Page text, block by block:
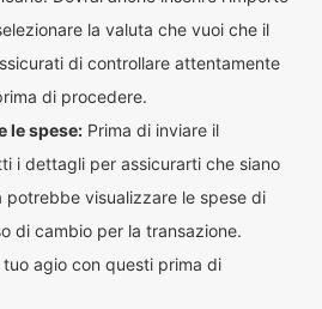
la valuta che vuoi che il
di controllare attentamente
di procedere.
le spese: Prima di inviare il
i dettagli per assicurarti che siano
visualizzare le spese di
di cambio per la transazione.
agio con questi prima di